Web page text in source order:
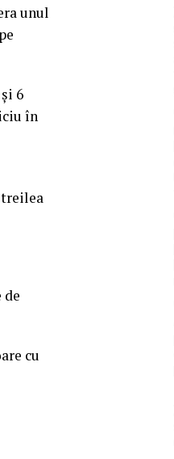
unul
6
în
de
cu